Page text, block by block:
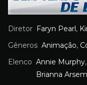
Diretor Faryn Pearl ,
Gêneros Animação,
Elenco Annie Murphy,
Brianna